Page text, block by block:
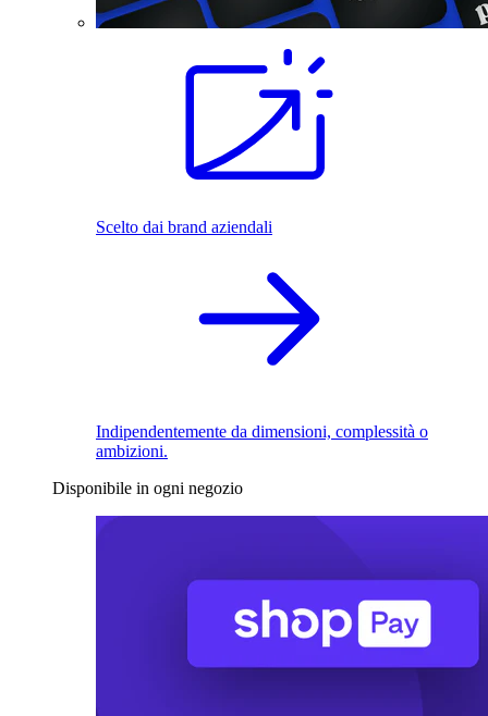
Scelto dai brand aziendali
Indipendentemente da dimensioni, complessità o
ambizioni.
Disponibile in ogni negozio